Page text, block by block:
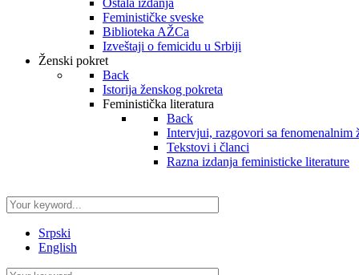
Ostala izdanja
Feminističke sveske
Biblioteka AŽCa
Izveštaji o femicidu u Srbiji
Ženski pokret
Back
Istorija ženskog pokreta
Feministička literatura
Back
Intervjui, razgovori sa fenomenalnim
Tekstovi i članci
Razna izdanja feministicke literature
Srpski
English